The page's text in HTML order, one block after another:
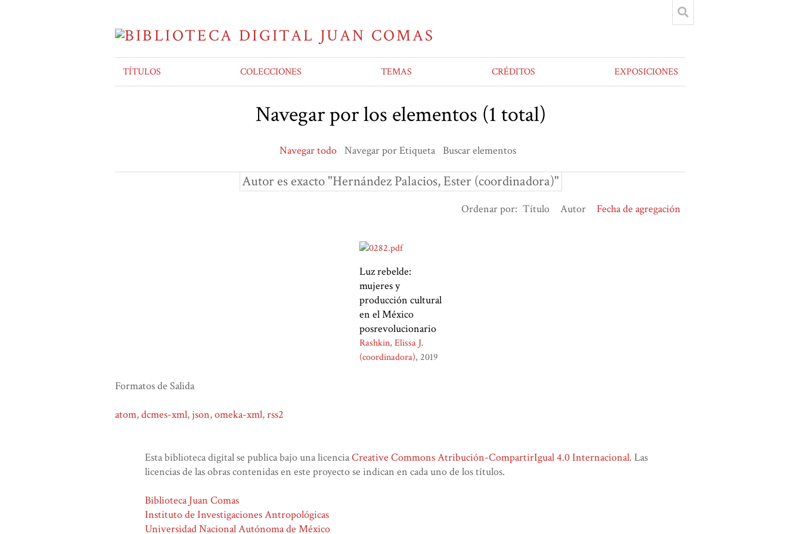
TÍTULOS COLECCIONES TEMAS CRÉDITOS EXPOSICIONES
Navegar por los elementos (1 total)
Navegar todo Navegar por Etiqueta Buscar elementos
Autor es exacto "Hernández Palacios, Ester (coordinadora)"
Ordenar por: Título Autor Fecha de agregación
Luz rebelde:
mujeres y
producción cultural
en el México
posrevolucionario
Rashkin, Elissa J.
(coordinadora) 2019
Formatos de Salida
atom,dcmes-xml, json,omeka-xml,rss2
Esta biblioteca digital se publica bajo una licenciaCreative Commons Atribución-CompartirIgual 4.0 Internacional. Las
licencias de las obras contenidas en este proyecto se indican en cada uno de los títulos.
Biblioteca Juan Comas
Instituto de Investigaciones Antropológicas
Universidad Nacional Autónoma de México